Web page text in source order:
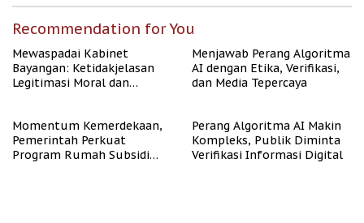
Recommendation for You
Mewaspadai Kabinet
Bayangan: Ketidakjelasan
Legitimasi Moral dan
Menjawab Perang Algoritma
AI dengan Etika, Verifikasi,
dan Media Tepercaya
Momentum Kemerdekaan,
Pemerintah Perkuat
Program Rumah Subsidi
Perang Algoritma AI Makin
Kompleks, Publik Diminta
Verifikasi Informasi Digital